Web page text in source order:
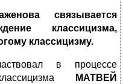
связывается
классицизма,
классицизму.
в процессе
МАТВЕЙ